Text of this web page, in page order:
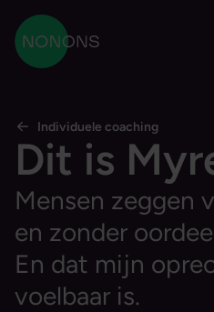
NONONS
Individuele coaching
Dit is
Mensen zeggen
en zonder
En dat mijn
voelbaar is.